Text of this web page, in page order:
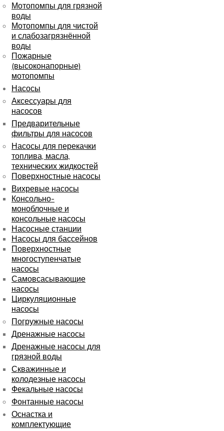
Мотопомпы для грязной
воды
Мотопомпы для чистой
и слабозагрязнённой
воды
Пожарные
(высоконапорные)
мотопомпы
Насосы
Аксессуары для
насосов
Предварительные
фильтры для насосов
Насосы для перекачки
топлива, масла,
технических жидкостей
Поверхностные насосы
Вихревые насосы
Консольно-
моноблочные и
консольные насосы
Насосные станции
Насосы для бассейнов
Поверхностные
многоступенчатые
насосы
Самовсасывающие
насосы
Циркуляционные
насосы
Погружные насосы
Дренажные насосы
Дренажные насосы для
грязной воды
Скважинные и
колодезные насосы
Фекальные насосы
Фонтанные насосы
Оснастка и
комплектующие